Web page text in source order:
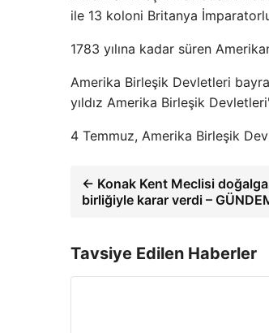
ile 13 koloni Britanya
1783 yılına kadar süren
Amerika Birleşik Devletleri
yıldız Amerika Birleşik
4 Temmuz, Amerika Birleşik
← Konak Kent Meclisi
birliğiyle karar verdi –
Tavsiye Edilen Haberler